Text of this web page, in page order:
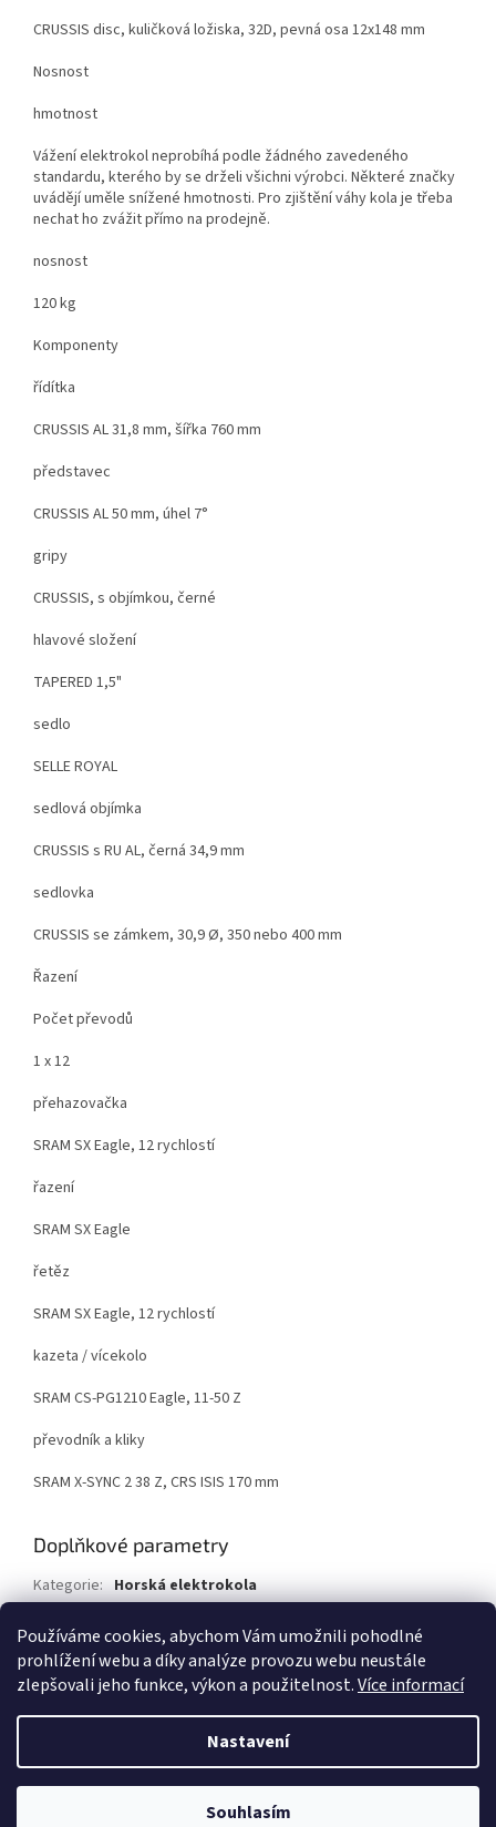
Používáme cookies, abychom Vám umožnili pohodlné
prohlížení webu a díky analýze provozu webu neustále
zlepšovali jeho funkce, výkon a použitelnost.Více informací
Nastavení
Souhlasím
CRUSSIS disc, kuličková ložiska, 32D, pevná osa 12x148 mm
Nosnost
hmotnost
Vážení elektrokol neprobíhá podle žádného zavedeného
standardu, kterého by se drželi všichni výrobci. Některé značky
uvádějí uměle snížené hmotnosti. Pro zjištění váhy kola je třeba
nechat ho zvážit přímo na prodejně.
nosnost
120 kg
Komponenty
řídítka
CRUSSIS AL 31,8 mm, šířka 760 mm
představec
CRUSSIS AL 50 mm, úhel 7°
gripy
CRUSSIS, s objímkou, černé
hlavové složení
TAPERED 1,5"
sedlo
SELLE ROYAL
sedlová objímka
CRUSSIS s RU AL, černá 34,9 mm
sedlovka
CRUSSIS se zámkem, 30,9 Ø, 350 nebo 400 mm
Řazení
Počet převodů
1 x 12
přehazovačka
SRAM SX Eagle, 12 rychlostí
řazení
SRAM SX Eagle
řetěz
SRAM SX Eagle, 12 rychlostí
kazeta / vícekolo
SRAM CS-PG1210 Eagle, 11-50 Z
převodník a kliky
SRAM X-SYNC 2 38 Z, CRS ISIS 170 mm
Doplňkové parametry
Kategorie: Horská elektrokola
Položka byla vyprodána…
Vytvořil Shoptet
Elektrokola - Dobruška